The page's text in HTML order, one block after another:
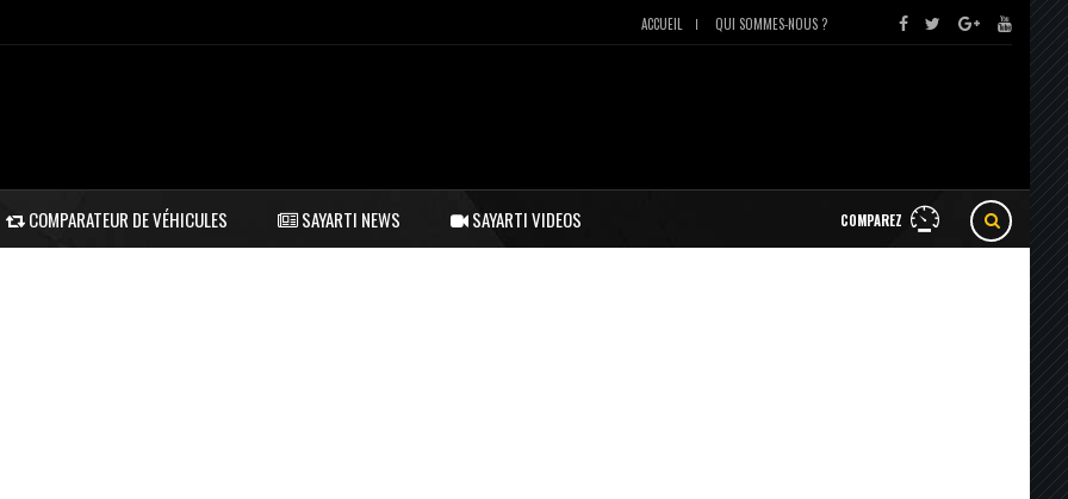
ACCUEIL QUI SOMMES-NOUS ?
COMPAREZ
COMPARATEUR DE VÉHICULES SAYARTI NEWS SAYARTI VIDEOS